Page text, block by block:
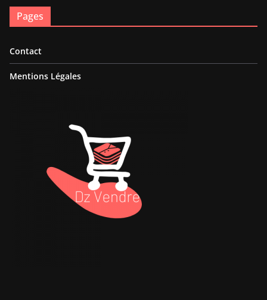
Pages
Contact
Mentions Légales